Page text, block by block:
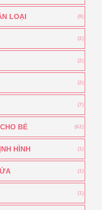
LOẠI (8)
(2)
(2)
(2)
(7)
BÉ (62)
HÌNH (1)
(1)
(1)